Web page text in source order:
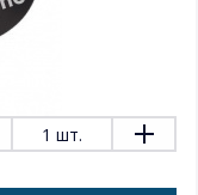
1 шт.